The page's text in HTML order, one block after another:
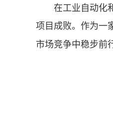
在工业自动化和
项目成败。作为一
市场竞争中稳步前